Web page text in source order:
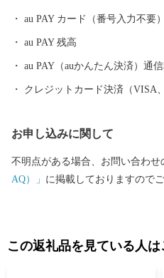
しい自然を誇る本市は、コウノ
しており、平成２７年９月に「
ました。 本市では「働く」「住
赤ちゃん」などの情報が見つか
の監修をいただき整備した武生中
場」、「パピプペポー広場」、
くさんの家族づれでにぎわいます。 令和6年3月16日には北
en.lg.jp
au PAY カード（番号入力不要）
au PAY 残高
au PAY（auかんたん決済）通
クレジットカード決済（VISA
お申し込みに関して
不明点がある場合、お問い合わせ
AQ）」 に掲載しておりますので
この返礼品を見ている人